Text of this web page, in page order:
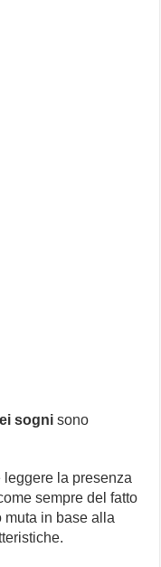
sogni sono
la presenza
sempre del fatto
muta in base alla